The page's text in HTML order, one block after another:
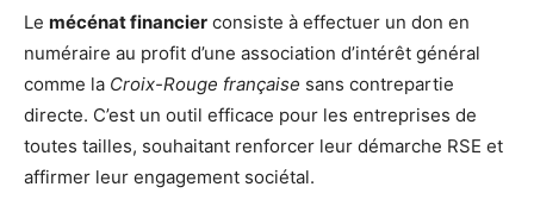
Le mécénat financier consiste à effectuer un don en
numéraire au profit d’une association d’intérêt général
comme la Croix-Rouge française sans contrepartie
directe. C’est un outil efficace pour les entreprises de
toutes tailles, souhaitant renforcer leur démarche RSE et
affirmer leur engagement sociétal.